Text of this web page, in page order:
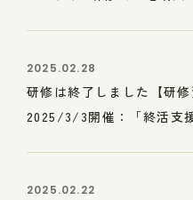
2025.02.28
研修は終了しました【研修
2025/3/3開催：「終活支
2025.02.22